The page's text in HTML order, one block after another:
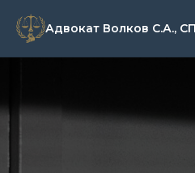
Адвокат Волков С.А.,